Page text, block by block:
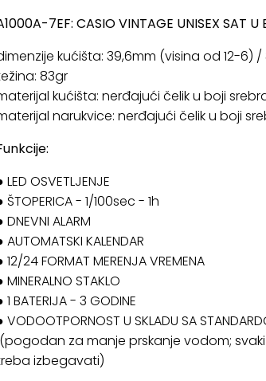
7EF: CASIO VINTAGE UNISEX SAT U
kućišta: 39,6mm (visina od 12-6)
83gr
kućišta: nerđajući čelik u boji
narukvice: nerđajući čelik u boji
LED OSVETLJENJE
ŠTOPERICA - 1/100sec - 1h
DNEVNI ALARM
AUTOMATSKI KALENDAR
12/24 FORMAT MERENJA VREMENA
MINERALNO STAKLO
1 BATERIJA - 3 GODINE
VODOOTPORNOST U SKLADU SA
(pogodan za manje prskanje vodom;
izbegavati)